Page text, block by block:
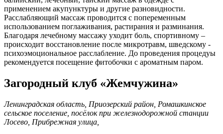
применением акупунктуры и другие разновидности.
Расслабляющий массаж проводится с попеременным
использованием поглаживания, растирания и разминания.
Благодаря лечебному массажу уходит боль, спортивному –
происходит восстановление после микротравм, шведскому -
психоэмоциональное расслабление. До проведения процедуы
рекомендуется посещение фитобочки с ароматным паром.
Загородный клуб «Жемчужина»
Ленинградская область, Приозерский район, Ромашкинское
сельское поселение, посёлок при железнодорожной станции
Лосево, Прибрежная улица,